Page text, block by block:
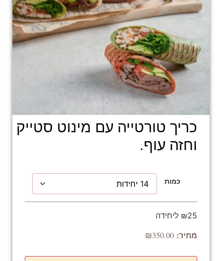
כריך טורטייה עם מינוט סטייק
וחזה עוף.
כמות
₪25 ליחידה
₪350.00